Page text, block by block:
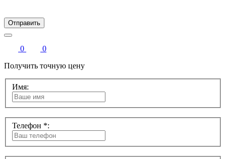
Отправить
0
0
Получить точную цену
Имя:
Телефон *: